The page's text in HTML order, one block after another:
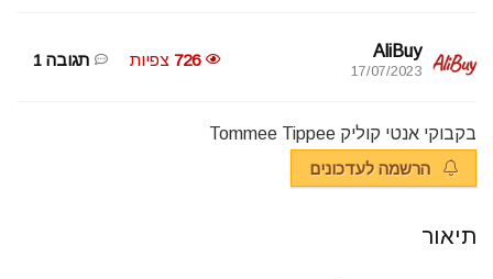
AliBuy
17/07/2023
726 צפיות תגובה 1
בקבוקי אנטי קוליק Tommee Tippee
הרשמה לעדכונים
תיאור